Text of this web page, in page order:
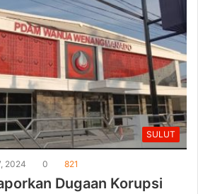
SULUT
2024 0 821
Dugaan Korupsi